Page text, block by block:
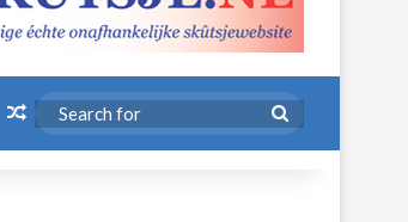
Random Article
for